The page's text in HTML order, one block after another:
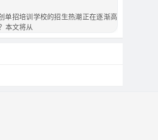
单招培训学校的招生热潮正在逐渐高
本文将从